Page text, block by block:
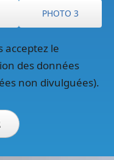
PHOTO 3
acceptez le
des données
non divulguées).